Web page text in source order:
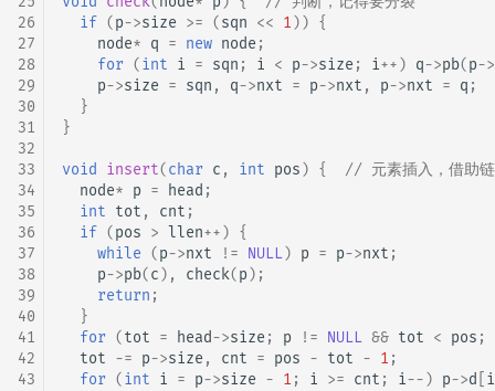
26
27
28
29
30
31
32
33
34
35
36
37
38
39
40
41
42
43
if (p->size >= (sqn << 1)) {
node* q = new node ;
for (int i = sqn ; i < p->size ; i++) q->pb(p->
p->size = sqn , q->nxt = p->nxt , p->nxt = q ;
}
}
void insert(char c , int pos) {
// 元素插入，借助
node* p = head ;
int tot , cnt ;
if (pos > llen++) {
while (p->nxt != NULL) p = p->nxt ;
p->pb(c), check(p);
return ;
}
for (tot = head->size ; p != NULL && tot < pos ;
tot -= p->size , cnt = pos - tot - 1 ;
for (int i = p->size - 1 ; i >= cnt ; i--) p->d
i